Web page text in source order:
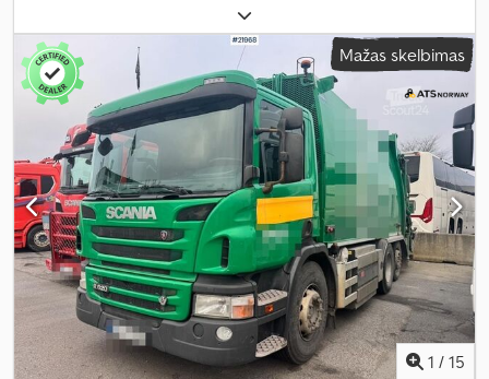
3 900 mm
tipas:automatinis, emisijos klasė:Euro 6, pakaba:plienas-oras,
bendras ilgis:
10 440 mm , bendras plotis: 2 600 mm, bendras
aukštis:4 380 mm , Gamybos metai:2015, Įranga:
šildytuvas, borto kompiuteris, centrinis užraktas, diferencialo
užraktas, elektrinis langų reguliavimas, elektriškai
reguliuojamas veidrodis, kruizo kontrolė, oro kondicionavimas,
sėdynės šildytuvas
Mažas skelbimas
1 / 15